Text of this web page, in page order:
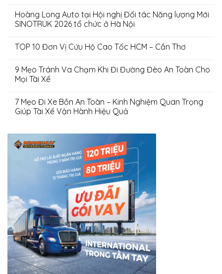
Hoàng Long Auto tại Hội nghị Đối tác Năng lượng Mới
SINOTRUK 2026 tổ chức ở Hà Nội
TOP 10 Đơn Vị Cứu Hộ Cao Tốc HCM – Cần Thơ
9 Mẹo Tránh Va Chạm Khi Đi Đường Đèo An Toàn Cho
Mọi Tài Xế
7 Mẹo Đi Xe Bồn An Toàn – Kinh Nghiệm Quan Trọng
Giúp Tài Xế Vận Hành Hiệu Quả